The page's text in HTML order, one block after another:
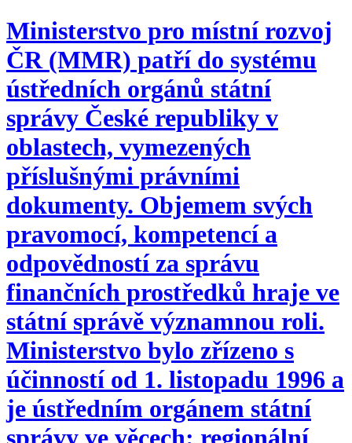
Ministerstvo pro místní rozvoj
ČR (MMR) patří do systému
ústředních orgánů státní
správy České republiky v
oblastech, vymezených
příslušnými právními
dokumenty. Objemem svých
pravomocí, kompetencí a
odpovědností za správu
finančních prostředků hraje ve
státní správě významnou roli.
Ministerstvo bylo zřízeno s
účinností od 1. listopadu 1996 a
je ústředním orgánem státní